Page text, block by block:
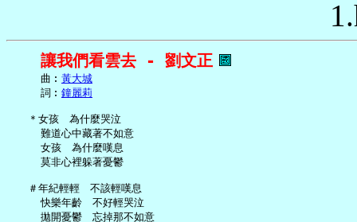
讓我們看雲去 - 劉文正
     曲︰
黃大城
     詞︰
鐘麗莉
   ＊女孩　為什麼哭泣
     難道心中藏著不如意
     女孩　為什麼嘆息
     莫非心裡躲著憂鬱
   ＃年紀輕輕　不該輕嘆息
     快樂年齡　不好輕哭泣
     拋開憂鬱　忘掉那不如意